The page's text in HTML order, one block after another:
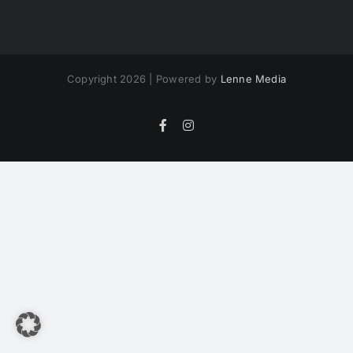
Copyright 2026 | Powered by Lenne Media
FacebookInstagram